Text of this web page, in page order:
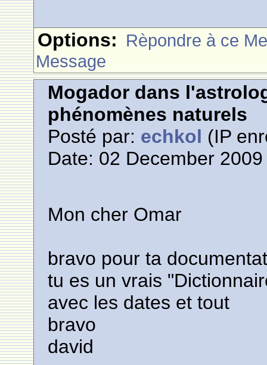
Options: Rèpondre à ce
Message
Mogador dans
phénomènes naturels
Posté par: echkol (IP
Date: 02 December
Mon cher Omar
bravo pour ta
tu es un vrais
avec les dates et tout
bravo
david